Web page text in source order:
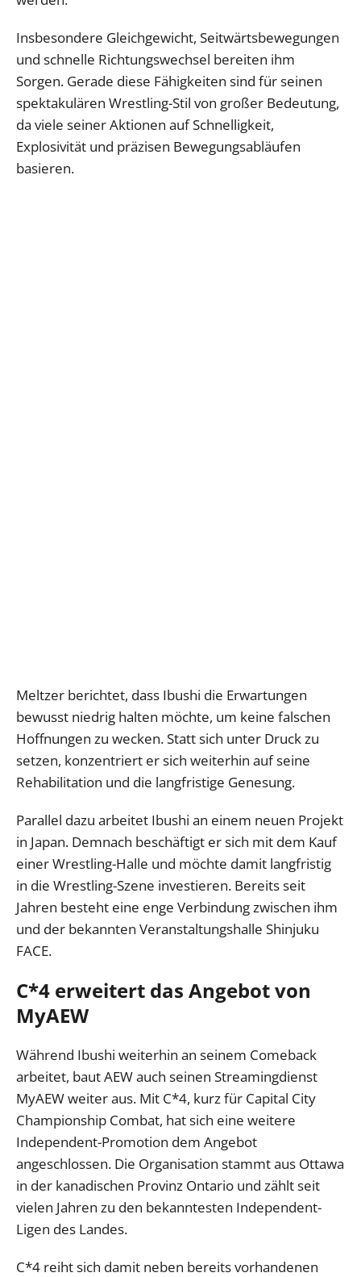
Insbesondere Gleichgewicht, Seitwärtsbewegungen
und schnelle Richtungswechsel bereiten ihm
Sorgen. Gerade diese Fähigkeiten sind für seinen
spektakulären Wrestling-Stil von großer Bedeutung,
da viele seiner Aktionen auf Schnelligkeit,
Explosivität und präzisen Bewegungsabläufen
basieren.
Meltzer berichtet, dass Ibushi die Erwartungen
bewusst niedrig halten möchte, um keine falschen
Hoffnungen zu wecken. Statt sich unter Druck zu
setzen, konzentriert er sich weiterhin auf seine
Rehabilitation und die langfristige Genesung.
Parallel dazu arbeitet Ibushi an einem neuen Projekt
in Japan. Demnach beschäftigt er sich mit dem Kauf
einer Wrestling-Halle und möchte damit langfristig
in die Wrestling-Szene investieren. Bereits seit
Jahren besteht eine enge Verbindung zwischen ihm
und der bekannten Veranstaltungshalle Shinjuku
FACE.
C*4 erweitert das Angebot von
MyAEW
Während Ibushi weiterhin an seinem Comeback
arbeitet, baut AEW auch seinen Streamingdienst
MyAEW weiter aus. Mit C*4, kurz für Capital City
Championship Combat, hat sich eine weitere
Independent-Promotion dem Angebot
angeschlossen. Die Organisation stammt aus Ottawa
in der kanadischen Provinz Ontario und zählt seit
vielen Jahren zu den bekanntesten Independent-
Ligen des Landes.
C*4 reiht sich damit neben bereits vorhandenen